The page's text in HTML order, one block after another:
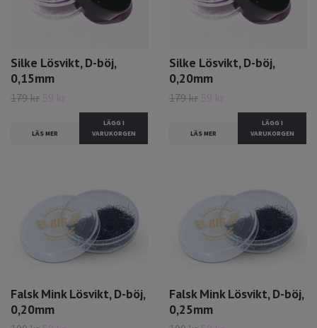
Silke Lösvikt, D-böj,
0,15mm
179 kr 59 kr
LÄS MER
LÄGG I
VARUKORGEN
Silke Lösvikt, D-böj,
0,20mm
179 kr 59 kr
LÄS MER
LÄGG I
VARUKORGEN
Falsk Mink Lösvikt, D-böj,
0,20mm
Falsk Mink Lösvikt, D-böj,
0,25mm